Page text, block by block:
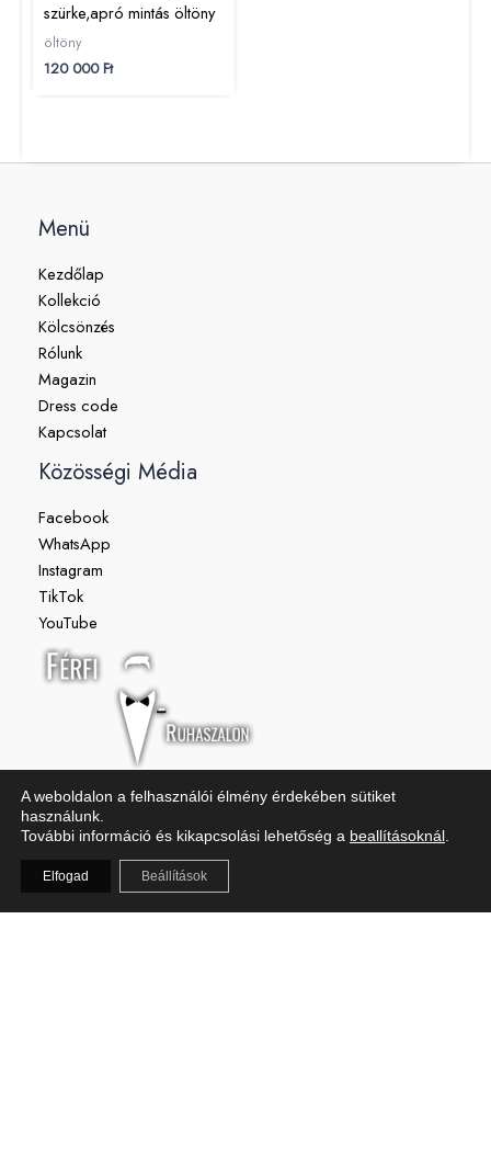
szürke,apró mintás öltöny
öltöny
120 000Ft
Menü
Kezdőlap
Kollekció
Kölcsönzés
Rólunk
Magazin
Dress code
Kapcsolat
Közösségi Média
Facebook
WhatsApp
Instagram
TikTok
YouTube
Budapest, Révay köz 2-4.
+36 30 776 96 35
H-P: 11:00-19:00
A weboldalon a felhasználói élmény érdekében sütiket
használunk.
További információ és kikapcsolási lehetőség a beallításoknál
Elfogad Beállítások